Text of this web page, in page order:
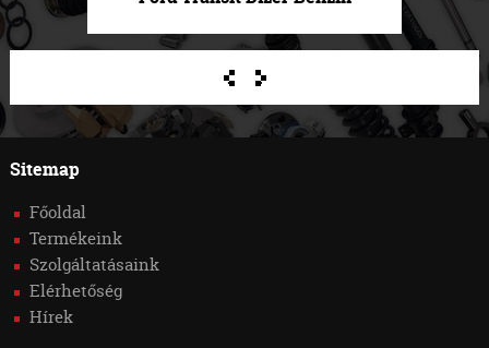
. .
Sitemap
Főoldal
Termékeink
Szolgáltatásaink
Elérhetőség
Hírek